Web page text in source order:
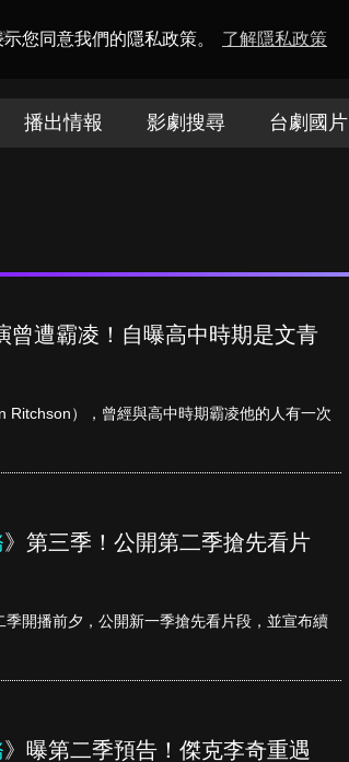
您同意我們的隱私政策。 了解隱私政策
播出情報 影劇搜尋 台劇國片
曾遭霸凌！自曝高中時期是文青
），曾經與高中時期霸凌他的人有一次
》第三季！公開第二季搶先看片
開播前夕，公開新一季搶先看片段，並宣布續
》曝第二季預告！傑克李奇重遇